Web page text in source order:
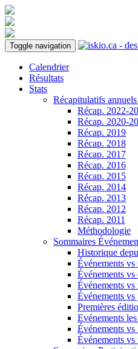
Toggle navigation
Calendrier
Résultats
Stats
Récapitulatifs annuels
Récap. 2022-
Récap. 2020-
Récap. 2019
Récap. 2018
Récap. 2017
Récap. 2016
Récap. 2015
Récap. 2014
Récap. 2013
Récap. 2012
Récap. 2011
Méthodologie
Sommaires
Historique
Événements vs
Événements vs
Événements vs
Événements vs
Premières
Evénements
Événements vs
Événements vs